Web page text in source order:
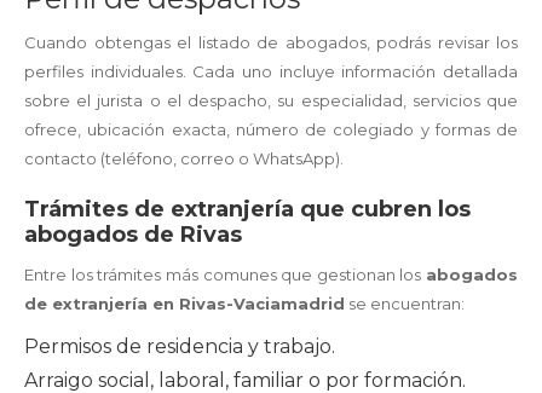
Cuando obtengas el listado de abogados, podrás revisar los
perfiles individuales. Cada uno incluye información detallada
sobre el jurista o el despacho, su especialidad, servicios que
ofrece, ubicación exacta, número de colegiado y formas de
contacto (teléfono, correo o WhatsApp).
Trámites de extranjería que cubren los
abogados de Rivas
Entre los trámites más comunes que gestionan los abogados
de extranjería en Rivas-Vaciamadrid se encuentran:
Permisos de residencia y trabajo.
Arraigo social, laboral, familiar o por formación.